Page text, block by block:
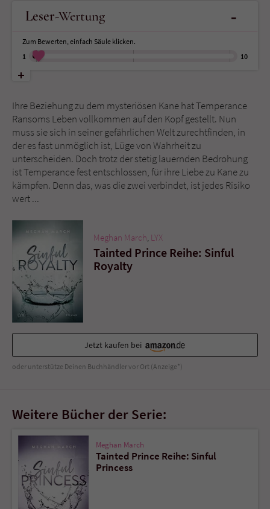
Leser-Wertung -
Zum Bewerten, einfach Säule klicken.
1
10
Ihre Beziehung zu dem mysteriösen Kane hat Temperance
Ransoms Leben vollkommen auf den Kopf gestellt. Nun
muss sie sich in seiner gefährlichen Welt zurechtfinden, in
der es fast unmöglich ist, Lüge von Wahrheit zu
unterscheiden. Doch trotz der stetig lauernden Bedrohung
ist Temperance fest entschlossen, für ihre Liebe zu Kane zu
kämpfen. Denn das, was die zwei verbindet, ist jedes Risiko
wert ...
Meghan March, LYX
Tainted Prince Reihe: Sinful
Royalty
Jetzt kaufen bei
oder unterstütze Deinen Buchhändler vor Ort (Anzeige*)
Weitere Bücher der Serie:
Meghan March
Tainted Prince Reihe: Sinful
Princess
Anbieter Literatur-Couch Medien GmbH & Co. KG
Zweck Cookie für Kommentare einzelner Buchtitel
Name fe_typo_user
Anbieter Literatur-Couch Medien GmbH & Co. KG
Zweck
Dieses Cookie gewährleistet die
Kommunikation der Webseite mit dem
Benutzer. Es wird benötigt um z. B. den
Sicherheitscode des Kontaktformulars zu